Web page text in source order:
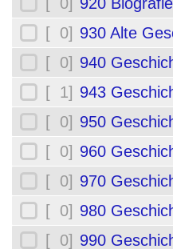
[ 0] 930 Alte
[ 0] 940
[ 1] 943
[ 0] 950
[ 0] 960
[ 0] 970
[ 0] 980
[ 0] 990